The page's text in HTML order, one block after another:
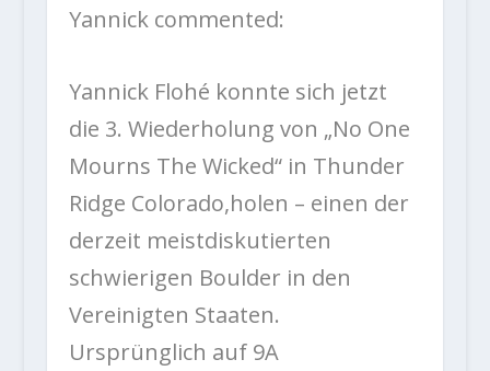
Yannick commented:
Yannick Flohé konnte sich jetzt
die 3. Wiederholung von „No One
Mourns The Wicked“ in Thunder
Ridge Colorado,holen – einen der
derzeit meistdiskutierten
schwierigen Boulder in den
Vereinigten Staaten.
Ursprünglich auf 9A